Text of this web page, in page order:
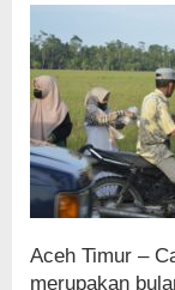
Aceh Timur –
merupakan